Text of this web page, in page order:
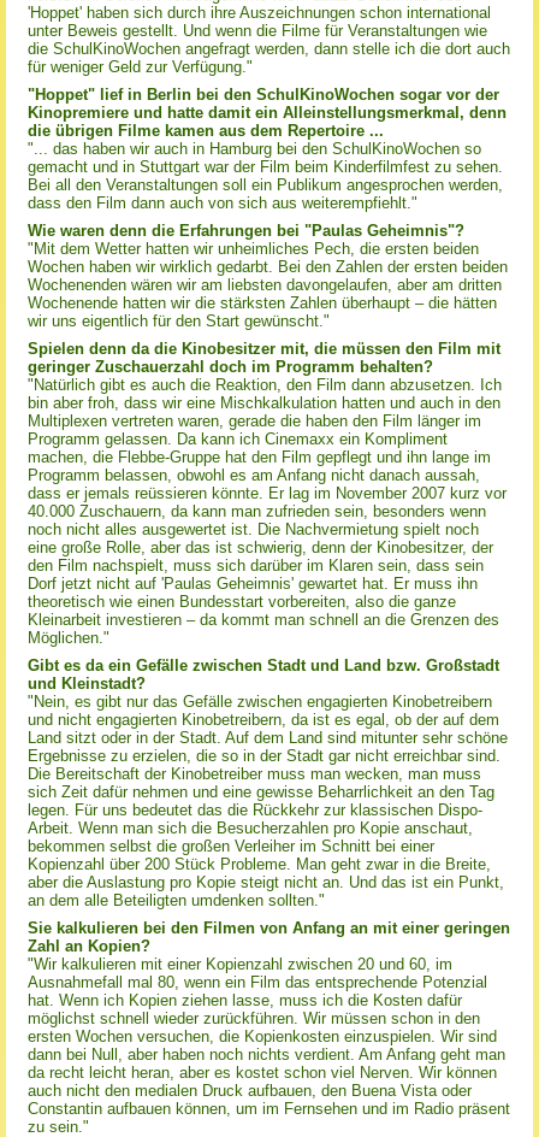
'Hoppet' haben sich durch ihre Auszeichnungen schon international
unter Beweis gestellt. Und wenn die Filme für Veranstaltungen wie
die SchulKinoWochen angefragt werden, dann stelle ich die dort auch
für weniger Geld zur Verfügung."
"Hoppet" lief in Berlin bei den SchulKinoWochen sogar vor der
Kinopremiere und hatte damit ein Alleinstellungsmerkmal, denn
die übrigen Filme kamen aus dem Repertoire ...
"... das haben wir auch in Hamburg bei den SchulKinoWochen so
gemacht und in Stuttgart war der Film beim Kinderfilmfest zu sehen.
Bei all den Veranstaltungen soll ein Publikum angesprochen werden,
dass den Film dann auch von sich aus weiterempfiehlt."
Wie waren denn die Erfahrungen bei "Paulas Geheimnis"?
"Mit dem Wetter hatten wir unheimliches Pech, die ersten beiden
Wochen haben wir wirklich gedarbt. Bei den Zahlen der ersten beiden
Wochenenden wären wir am liebsten davongelaufen, aber am dritten
Wochenende hatten wir die stärksten Zahlen überhaupt – die hätten
wir uns eigentlich für den Start gewünscht."
Spielen denn da die Kinobesitzer mit, die müssen den Film mit
geringer Zuschauerzahl doch im Programm behalten?
"Natürlich gibt es auch die Reaktion, den Film dann abzusetzen. Ich
bin aber froh, dass wir eine Mischkalkulation hatten und auch in den
Multiplexen vertreten waren, gerade die haben den Film länger im
Programm gelassen. Da kann ich Cinemaxx ein Kompliment
machen, die Flebbe-Gruppe hat den Film gepflegt und ihn lange im
Programm belassen, obwohl es am Anfang nicht danach aussah,
dass er jemals reüssieren könnte. Er lag im November 2007 kurz vor
40.000 Zuschauern, da kann man zufrieden sein, besonders wenn
noch nicht alles ausgewertet ist. Die Nachvermietung spielt noch
eine große Rolle, aber das ist schwierig, denn der Kinobesitzer, der
den Film nachspielt, muss sich darüber im Klaren sein, dass sein
Dorf jetzt nicht auf 'Paulas Geheimnis' gewartet hat. Er muss ihn
theoretisch wie einen Bundesstart vorbereiten, also die ganze
Kleinarbeit investieren – da kommt man schnell an die Grenzen des
Möglichen."
Gibt es da ein Gefälle zwischen Stadt und Land bzw. Großstadt
und Kleinstadt?
"Nein, es gibt nur das Gefälle zwischen engagierten Kinobetreibern
und nicht engagierten Kinobetreibern, da ist es egal, ob der auf dem
Land sitzt oder in der Stadt. Auf dem Land sind mitunter sehr schöne
Ergebnisse zu erzielen, die so in der Stadt gar nicht erreichbar sind.
Die Bereitschaft der Kinobetreiber muss man wecken, man muss
sich Zeit dafür nehmen und eine gewisse Beharrlichkeit an den Tag
legen. Für uns bedeutet das die Rückkehr zur klassischen Dispo-
Arbeit. Wenn man sich die Besucherzahlen pro Kopie anschaut,
bekommen selbst die großen Verleiher im Schnitt bei einer
Kopienzahl über 200 Stück Probleme. Man geht zwar in die Breite,
aber die Auslastung pro Kopie steigt nicht an. Und das ist ein Punkt,
an dem alle Beteiligten umdenken sollten."
Sie kalkulieren bei den Filmen von Anfang an mit einer geringen
Zahl an Kopien?
"Wir kalkulieren mit einer Kopienzahl zwischen 20 und 60, im
Ausnahmefall mal 80, wenn ein Film das entsprechende Potenzial
hat. Wenn ich Kopien ziehen lasse, muss ich die Kosten dafür
möglichst schnell wieder zurückführen. Wir müssen schon in den
ersten Wochen versuchen, die Kopienkosten einzuspielen. Wir sind
dann bei Null, aber haben noch nichts verdient. Am Anfang geht man
da recht leicht heran, aber es kostet schon viel Nerven. Wir können
auch nicht den medialen Druck aufbauen, den Buena Vista oder
Constantin aufbauen können, um im Fernsehen und im Radio präsent
zu sein."